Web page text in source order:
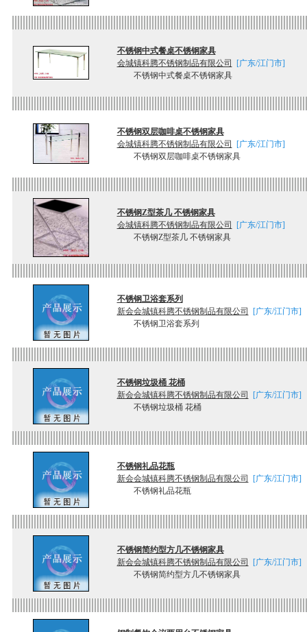
不锈钢中式餐桌不锈钢家具
会城镇科腾不锈钢制品有限公司
[广东/江门市]
不锈钢中式餐桌不锈钢家具
不锈钢双层咖啡桌不锈钢家具
会城镇科腾不锈钢制品有限公司
[广东/江门市]
不锈钢双层咖啡桌不锈钢家具
不锈钢Z型茶几 不锈钢家具
会城镇科腾不锈钢制品有限公司
[广东/江门市]
不锈钢Z型茶几 不锈钢家具
不锈钢卫浴套系列
新会会城镇科腾不锈钢制品有限公司
[广东/江门市]
不锈钢卫浴套系列
不锈钢垃圾桶 花桶
新会会城镇科腾不锈钢制品有限公司
[广东/江门市]
不锈钢垃圾桶 花桶
不锈钢礼品花瓶
新会会城镇科腾不锈钢制品有限公司
[广东/江门市]
不锈钢礼品花瓶
不锈钢简约型方几不锈钢家具
新会会城镇科腾不锈钢制品有限公司
[广东/江门市]
不锈钢简约型方几不锈钢家具